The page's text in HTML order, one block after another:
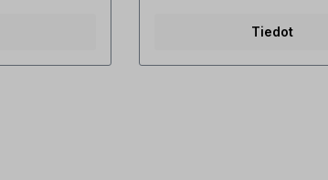
Kaikki
mahdollisia.
voida tilata erikseen! Kaikki tuotekuvat
muutokset ovat mahdollisia.
Tiedot